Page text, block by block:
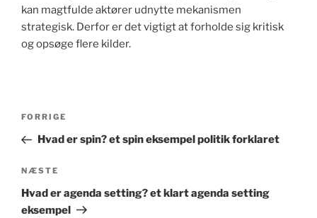
kan magtfulde aktører udnytte mekanismen
strategisk. Derfor er det vigtigt at forholde sig kritisk
og opsøge flere kilder.
Indlægsnavigation
Forrige
indlæg
FORRIGE
Hvad er spin? et spin eksempel politik forklaret
Næste
indlæg
NÆSTE
Hvad er agenda setting? et klart agenda setting
eksempel